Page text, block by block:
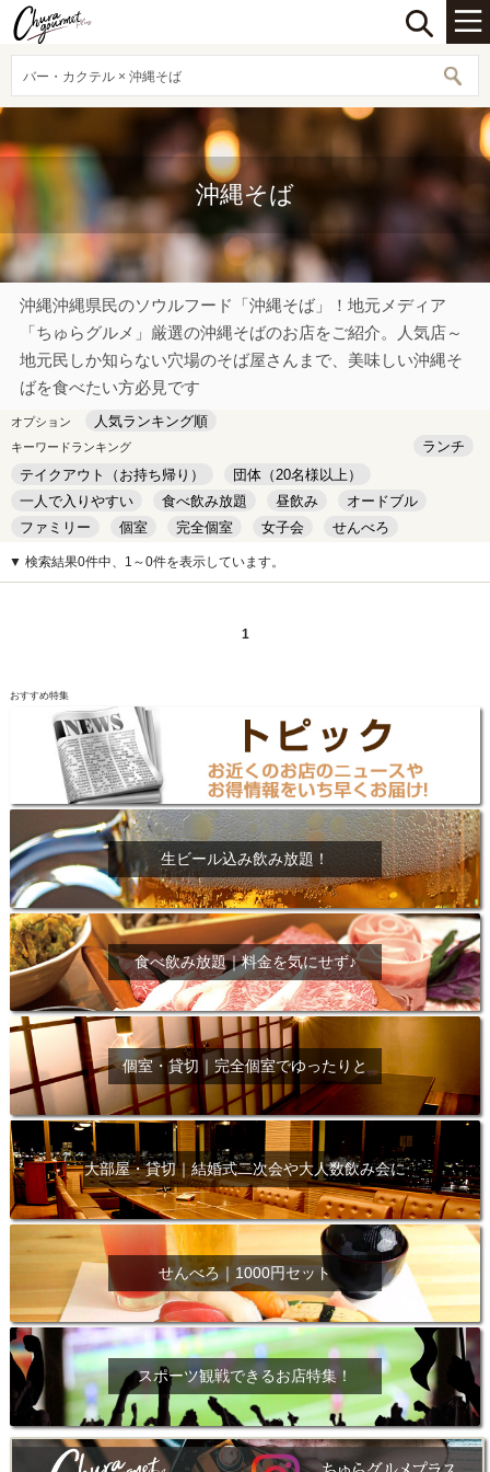
バー・カクテル × 沖縄そば
沖縄そば
沖縄沖縄県民のソウルフード「沖縄そば」！地元メディア
「ちゅらグルメ」厳選の沖縄そばのお店をご紹介。人気店～
地元民しか知らない穴場のそば屋さんまで、美味しい沖縄そ
ばを食べたい方必見です
オプション 人気ランキング順
キーワードランキング
ランチ
テイクアウト（お持ち帰り）
団体（20名様以上）
一人で入りやすい
食べ飲み放題 昼飲み
オードブル
ファミリー
個室 完全個室 女子会
せんべろ
キッズルーム
安い デート
▼ 検索結果0件中、1～0件を表示しています。
1
おすすめ特集
生ビール込み飲み放題！
食べ飲み放題｜料金を気にせず♪
個室・貸切｜完全個室でゆったりと
大部屋・貸切｜結婚式二次会や大人数飲み会に
せんべろ｜1000円セット
スポーツ観戦できるお店特集！